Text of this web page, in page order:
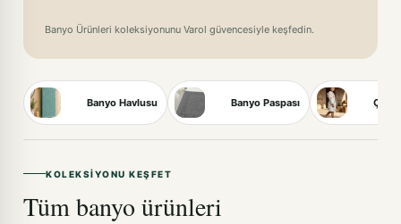
Banyo Ürünleri koleksiyonunu Varol güvencesiyle keşfedin.
Banyo Havlusu Banyo Paspası
KOLEKSIYONU KEŞFET
Tüm banyo ürünleri